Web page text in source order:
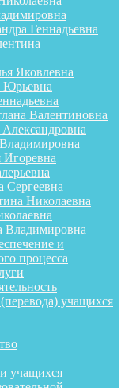
Геннадьевна
Яковлевна
Юрьевна
Валентиновна
Сергеевна
Николаевна
Владимировна
и
процесса
учащихся
учащихся